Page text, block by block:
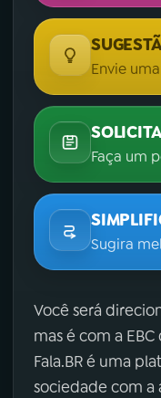
Envie
Faça um
Sugira
Você será
mas é com a
Fala.BR é uma
sociedade com